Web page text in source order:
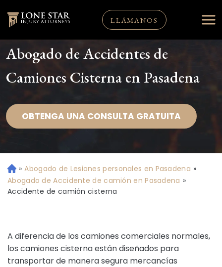
LLÁMANOS
Abogado de Accidentes de
Camiones Cisterna en Pasadena
OBTENGA UNA CONSULTA GRATUITA
Ini
ci
o
» Abogado de Lesiones personales en Pasadena »
Abogado de Accidente de camión en Pasadena »
Accidente de camión cisterna
A diferencia de los camiones comerciales normales,
los camiones cisterna están diseñados para
transportar de manera segura mercancías